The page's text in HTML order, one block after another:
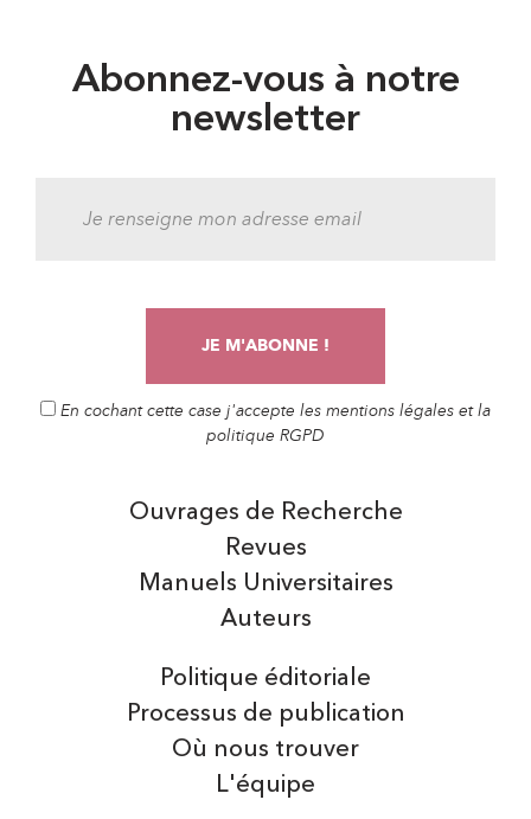
Abonnez-vous à notre
newsletter
En cochant cette case j'accepte les mentions légales et la
politique RGPD
Auteurs
Manuels Universitaires
Ouvrages de Recherche
Revues
Politique éditoriale
Processus de publication
Où nous trouver
L'équipe